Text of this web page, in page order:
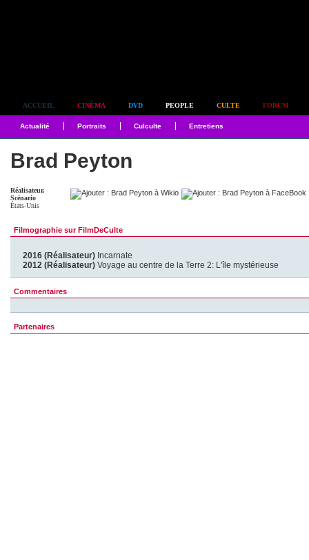
ACCUEIL CINÉMA DVD PEOPLE CULTE FORUM
Actualité Portraits Culculte Entretiens
Brad Peyton
Réalisateur,
Scénario
États-Unis
Filmographie sur FilmDeCulte
2016 (Réalisateur) Incarnate
2012 (Réalisateur) Voyage au centre de la Terre 2: L'île mystérieuse
Commentaires
Partenaires